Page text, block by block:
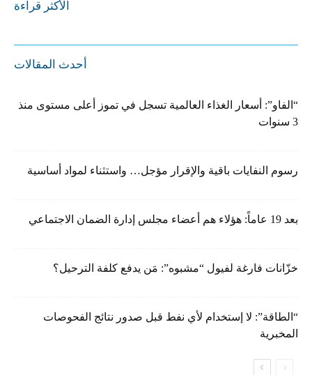
الأكثر قراءة
أحدث المقالات
“الفاو”: أسعار الغذاء العالمية تسجل في تموز أعلى مستوى منذ
3 سنوات
رسوم النفايات باقية والإقرار مؤجل… واستثناء لمواد أساسية
بعد 19 عاماً: هؤلاء هم أعضاء مجلس إدارة الضمان الاجتماعي
خزّانات فارغة لفيول “مشبوه”: مَن يدفع كلفة الترحيل؟
“الطاقة”: لا إستخدام لأي نفط قبل صدور نتائج الفحوصات
المخبرية